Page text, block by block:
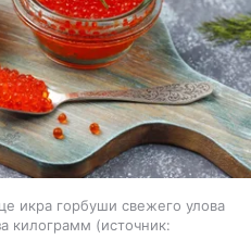
икра горбуши свежего улова
килограмм
источник: